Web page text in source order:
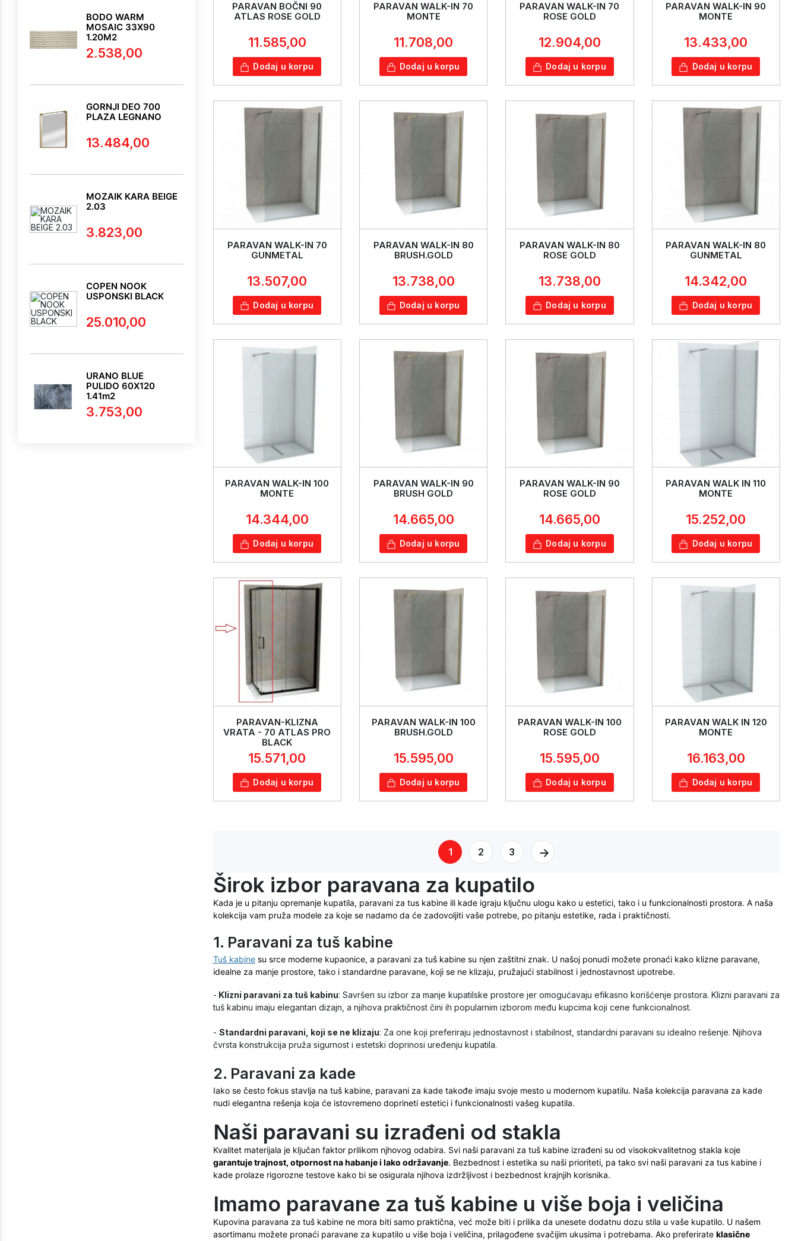
BODO WARM
MOSAIC 33X90
1.20M2
2.538,00
GORNJI DEO 700
PLAZA LEGNANO
13.484,00
MOZAIK KARA BEIGE
2.03
3.823,00
COPEN NOOK
USPONSKI BLACK
25.010,00
URANO BLUE
PULIDO 60X120
1.41m2
3.753,00
PARAVAN BOČNI 90
ATLAS ROSE GOLD
11.585,00
Dodaj u korpu
PARAVAN WALK-IN 70
MONTE
11.708,00
Dodaj u korpu
PARAVAN WALK-IN 70
ROSE GOLD
12.904,00
Dodaj u korpu
PARAVAN WALK-IN 90
MONTE
13.433,00
Dodaj u korpu
PARAVAN WALK-IN 70
GUNMETAL
13.507,00
Dodaj u korpu
PARAVAN WALK-IN 80
BRUSH.GOLD
13.738,00
Dodaj u korpu
PARAVAN WALK-IN 80
ROSE GOLD
13.738,00
Dodaj u korpu
PARAVAN WALK-IN 80
GUNMETAL
14.342,00
Dodaj u korpu
PARAVAN WALK-IN 100
MONTE
14.344,00
Dodaj u korpu
PARAVAN WALK-IN 90
BRUSH GOLD
14.665,00
Dodaj u korpu
PARAVAN WALK-IN 90
ROSE GOLD
14.665,00
Dodaj u korpu
PARAVAN WALK IN 110
MONTE
15.252,00
Dodaj u korpu
PARAVAN-KLIZNA
VRATA - 70 ATLAS PRO
BLACK
15.571,00
Dodaj u korpu
PARAVAN WALK-IN 100
BRUSH.GOLD
15.595,00
Dodaj u korpu
PARAVAN WALK-IN 100
ROSE GOLD
15.595,00
Dodaj u korpu
PARAVAN WALK IN 120
MONTE
16.163,00
Dodaj u korpu
1 2 3
Širok izbor paravana za kupatilo
Kada je u pitanju opremanje kupatila, paravani za tus kabine ili kade igraju ključnu ulogu kako u estetici, tako i u funkcionalnosti prostora. A naša
kolekcija vam pruža modele za koje se nadamo da će zadovoljiti vaše potrebe, po pitanju estetike, rada i praktičnosti.
1. Paravani za tuš kabine
Tuš kabinesu srce moderne kupaonice, a paravani za tuš kabine su njen zaštitni znak. U našoj ponudi možete pronaći kako klizne paravane,
idealne za manje prostore, tako i standardne paravane, koji se ne klizaju, pružajući stabilnost i jednostavnost upotrebe.
- Klizni paravani za tuš kabinu: Savršen su izbor za manje kupatilske prostore jer omogućavaju efikasno korišćenje prostora. Klizni paravani za
tuš kabinu imaju elegantan dizajn, a njihova praktičnost čini ih popularnim izborom među kupcima koji cene funkcionalnost.
- Standardni paravani, koji se ne klizaju: Za one koji preferiraju jednostavnost i stabilnost, standardni paravani su idealno rešenje. Njihova
čvrsta konstrukcija pruža sigurnost i estetski doprinosi uređenju kupatila.
2. Paravani za kade
Iako se često fokus stavlja na tuš kabine, paravani za kade takođe imaju svoje mesto u modernom kupatilu. Naša kolekcija paravana za kade
nudi elegantna rešenja koja će istovremeno doprineti estetici i funkcionalnosti vašeg kupatila.
Naši paravani su izrađeni od stakla
Kvalitet materijala je ključan faktor prilikom njhovog odabira. Svi naši paravani za tuš kabine izrađeni su od visokokvalitetnog stakla koje
garantuje trajnost, otpornost na habanje i lako održavanje. Bezbednost i estetika su naši prioriteti, pa tako svi naši paravani za tus kabine i
kade prolaze rigorozne testove kako bi se osigurala njihova izdržljivost i bezbednost krajnjih korisnika.
Imamo paravane za tuš kabine u više boja i veličina
Kupovina paravana za tuš kabine ne mora biti samo praktična, već može biti i prilika da unesete dodatnu dozu stila u vaše kupatilo. U našem
asortimanu možete pronaći paravane za kupatilo u više boja i veličina, prilagođene svačijim ukusima i potrebama. Ako preferirate klasične